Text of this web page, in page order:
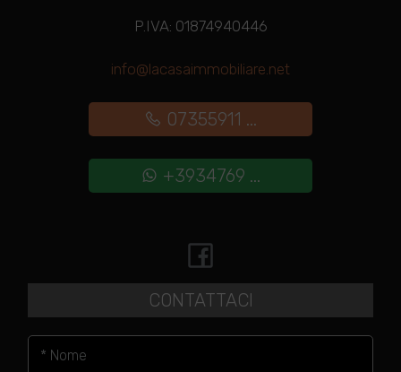
P.IVA: 01874940446
info@lacasaimmobiliare.net
07355911 ...
+3934769 ...
CONTATTACI
* Nome